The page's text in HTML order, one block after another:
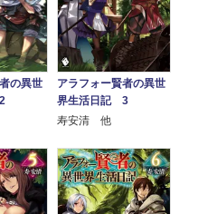
の異世
アラフォー賢者の異世
界生活日記 3
寿安清 他